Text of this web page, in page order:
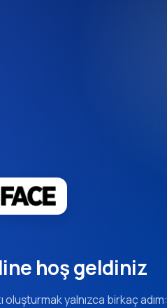
hoş geldiniz
oluşturmak yalnızca birkaç adım: